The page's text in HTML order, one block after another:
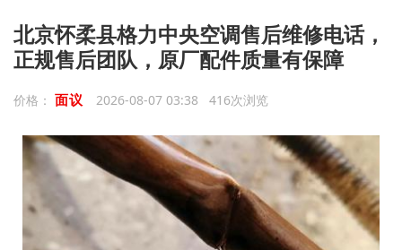
北京怀柔县格力中央空调售后维修电话，
正规售后团队，原厂配件质量有保障
价格： 面议 2026-08-07 03:38 416次浏览